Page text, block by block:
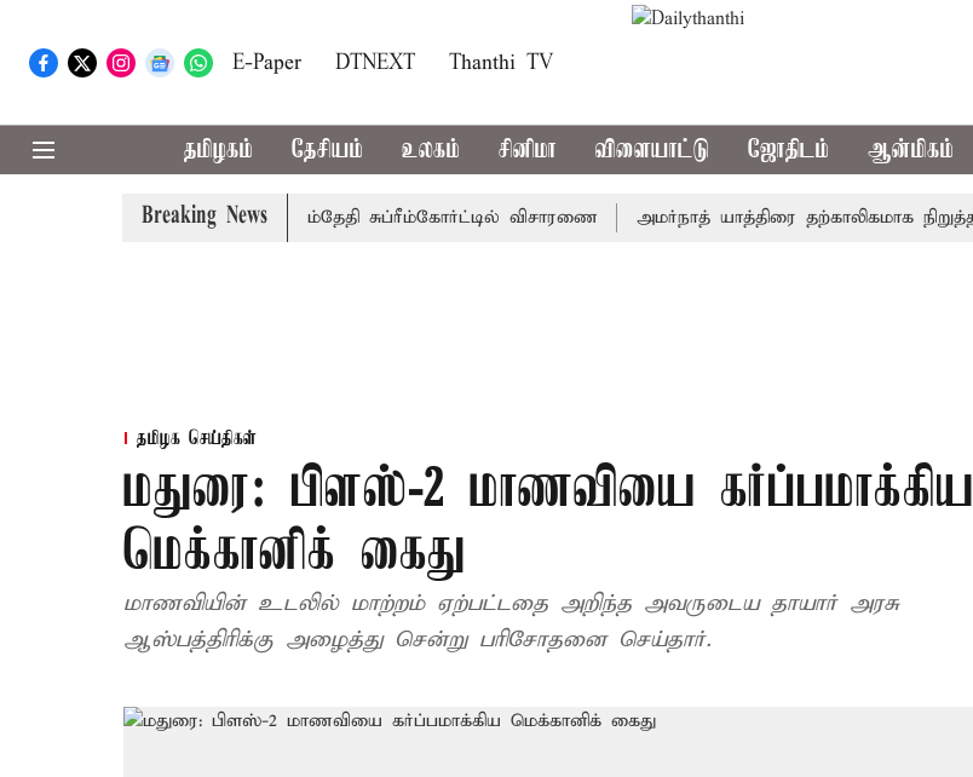
E-Paper DTNEXT Thanthi TV
தமிழகம் தேசியம் உலகம் சினிமா விளையாட்டு ஜோதிடம் ஆன்மிகம்
Breaking News
அரசுப்பணி வழக்கு; வரும் 14ம்தேதி சுப்ரீம்கோர்ட்டில் விசாரணை அமர்நாத் யாத்திரை தற்காலிகமாக நிறுத்தம்
தமிழக செய்திகள்
மதுரை: பிளஸ்-2 மாணவியை கர்ப்பமாக்கிய
மெக்கானிக் கைது
மாணவியின் உடலில் மாற்றம் ஏற்பட்டதை அறிந்த அவருடைய தாயார் அரசு
ஆஸ்பத்திரிக்கு அழைத்து சென்று பரிசோதனை செய்தார்.